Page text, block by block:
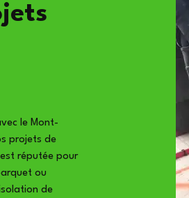
le Mont-
projets de
réputée pour
ou
de